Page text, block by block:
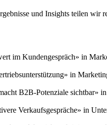
und Insights teilen wir
im Kundengespräch» in
in
B2B-Potenziale sichtbar»
Verkaufsgespräche» in